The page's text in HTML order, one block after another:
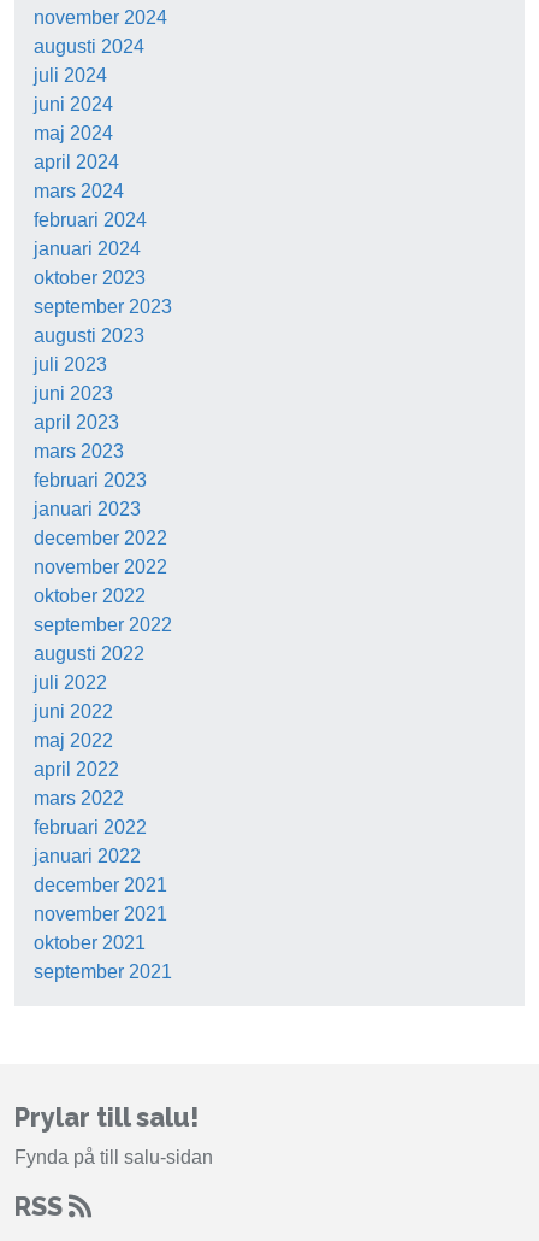
november 2024
augusti 2024
juli 2024
juni 2024
maj 2024
april 2024
mars 2024
februari 2024
januari 2024
oktober 2023
september 2023
augusti 2023
juli 2023
juni 2023
april 2023
mars 2023
februari 2023
januari 2023
december 2022
november 2022
oktober 2022
september 2022
augusti 2022
juli 2022
juni 2022
maj 2022
april 2022
mars 2022
februari 2022
januari 2022
december 2021
november 2021
oktober 2021
september 2021
Prylar till salu!
Fynda på till salu-sidan
RSS